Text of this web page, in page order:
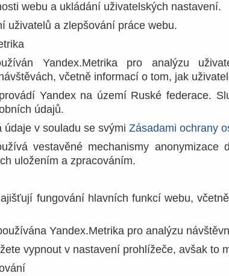
webu a ukládání uživatelských nastavení.
uživatelů a zlepšování práce webu.
Yandex.Metrika pro analýzu
včetně informací o tom, jak
Yandex na území Ruské federace.
údajů.
údaje v souladu se svými Zásadami ochrany
vestavěné mechanismy anonymizace
uložením a zpracováním.
fungování hlavních funkcí webu,
Yandex.Metrika pro analýzu
vypnout v nastavení prohlížeče, avšak to